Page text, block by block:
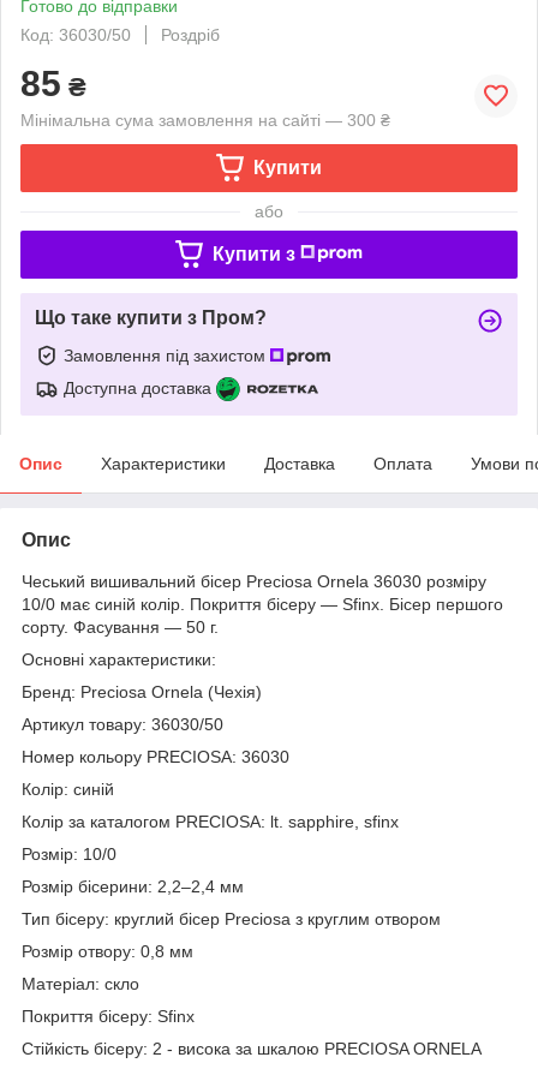
Готово до відправки
Код: 36030/50
Роздріб
85 ₴
Мінімальна сума замовлення на сайті — 300 ₴
Купити
або
Купити з
Що таке купити з Пром?
Замовлення під захистом
Доступна доставка
Опис Характеристики Доставка Оплата Умови
Опис
Чеський вишивальний бісер Preciosa Ornela 36030 розміру
10/0 має синій колір. Покриття бісеру — Sfinx. Бісер першого
сорту. Фасування — 50 г.
Основні характеристики:
Бренд: Preciosa Ornela (Чехія)
Артикул товару: 36030/50
Номер кольору PRECIOSA: 36030
Колір: синій
Колір за каталогом PRECIOSA: lt. sapphire, sfinx
Розмір: 10/0
Розмір бісерини: 2,2–2,4 мм
Тип бісеру: круглий бісер Preciosa з круглим отвором
Розмір отвору: 0,8 мм
Матеріал: скло
Покриття бісеру: Sfinx
Стійкість бісеру: 2 - висока за шкалою PRECIOSA ORNELA